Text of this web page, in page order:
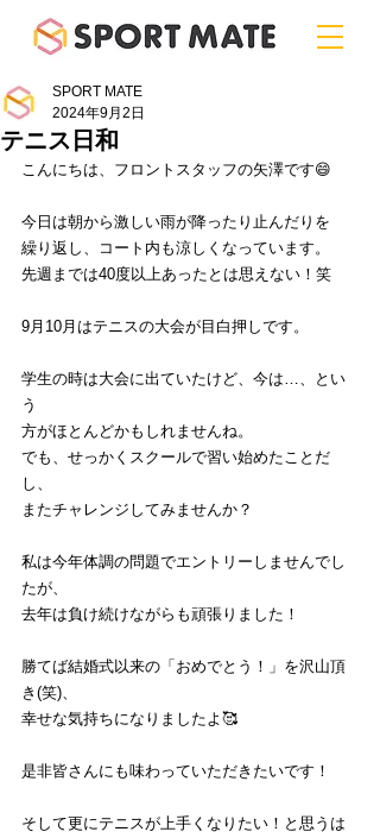
テニス日和
SPORT MATE
2024年9月2日
こんにちは、フロントスタッフの矢澤です😄
今日は朝から激しい雨が降ったり止んだりを
繰り返し、コート内も涼しくなっています。
先週までは40度以上あったとは思えない！笑
9月10月はテニスの大会が目白押しです。
学生の時は大会に出ていたけど、今は…、とい
う
方がほとんどかもしれませんね。
でも、せっかくスクールで習い始めたことだ
し、
またチャレンジしてみませんか？
私は今年体調の問題でエントリーしませんでし
たが、
去年は負け続けながらも頑張りました！
勝てば結婚式以来の「おめでとう！」を沢山頂
き(笑)、
幸せな気持ちになりましたよ🥰
是非皆さんにも味わっていただきたいです！
そして更にテニスが上手くなりたい！と思うは